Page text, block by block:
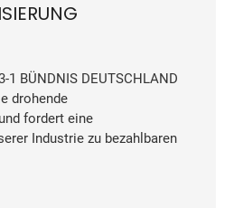
1 BÜNDNIS DEUTSCHLAND
drohende
fordert eine
Industrie zu bezahlbaren